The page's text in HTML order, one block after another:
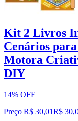
Kit 2 Livros
Cenários
Motora
DIY
14% OFF
Preço R$ 30,01R$ 30,